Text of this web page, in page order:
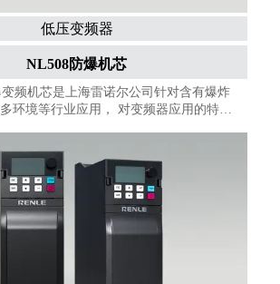
低压变频器
NL508防爆机芯
频机芯是上海雷诺尔公司针对含有爆炸
环境等行业应用， 对变频器应用的特性